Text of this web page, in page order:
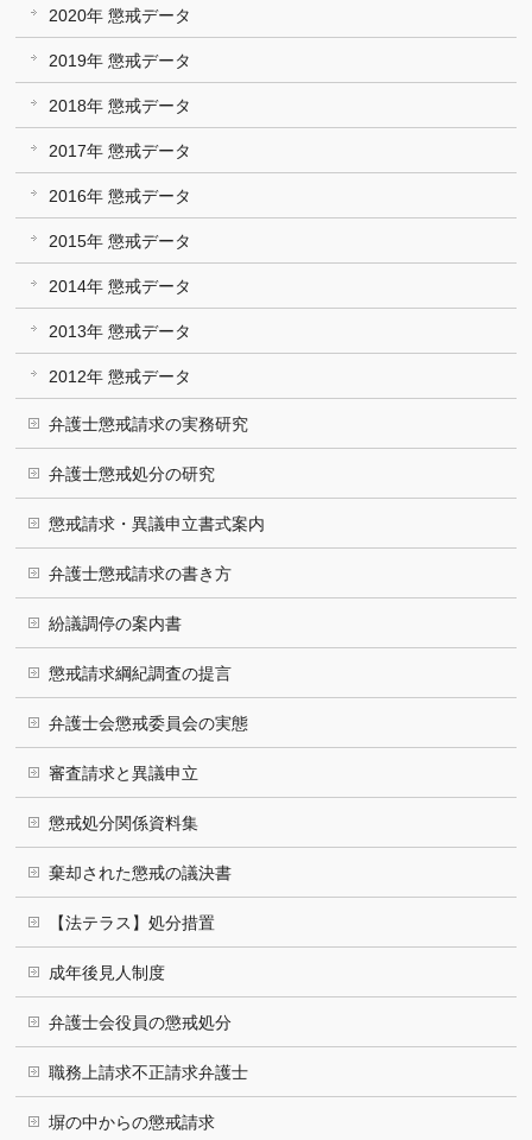
2020年 懲戒データ
2019年 懲戒データ
2018年 懲戒データ
2017年 懲戒データ
2016年 懲戒データ
2015年 懲戒データ
2014年 懲戒データ
2013年 懲戒データ
2012年 懲戒データ
弁護士懲戒請求の実務研究
弁護士懲戒処分の研究
懲戒請求・異議申立書式案内
弁護士懲戒請求の書き方
紛議調停の案内書
懲戒請求綱紀調査の提言
弁護士会懲戒委員会の実態
審査請求と異議申立
懲戒処分関係資料集
棄却された懲戒の議決書
【法テラス】処分措置
成年後見人制度
弁護士会役員の懲戒処分
職務上請求不正請求弁護士
塀の中からの懲戒請求